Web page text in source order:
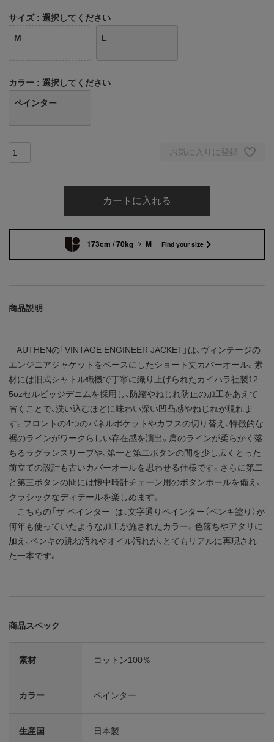
サイズ 選択してください
M L
カラー 選択してください
ペインター
お気に入りに登録
カートに入れる
173cm / 70kg M Find your size
商品説明
AUTHENの「VINTAGE ENGINEER JACKET」は、ヴィンテージの
エンジニアジャケットをベースにしたショート丈カバーオール。素
材には旧式シャトル織機で丁寧に織り上げられたカイハラ社製12.
5ozセルビッジデニムを採用し、防縮やねじれ防止の加工をあえて
省くことで、洗い込むほどに味わい深い凹凸感やねじれが現れま
す。フロントの4つのパネルポケットやカフスの切り替え、特徴的な
裾のラインがワークらしい存在感を演出。肩のラインが柔らかく落
ちるラグランスリーブや、第一と第二ボタンの間を少し広くとった
前立ての設計も古いカバーオールを思わせる仕様です。さらに第二
と第三ボタンの間には懐中時計チェーン用のボタンホールを備え、
クラシックなディテールを楽しめます。
こちらの「ザ ペインター」は、文字通りペインター（ペンキ塗り）が
何年も使っていたような加工が施されたカラー。色落ちやアタリに
加え、ペンキの跳ね汚れやオイル汚れが、とてもリアルに再現され
た一本です。
商品スペック
素材 コットン100％
カラー ペインター
生産国 日本製